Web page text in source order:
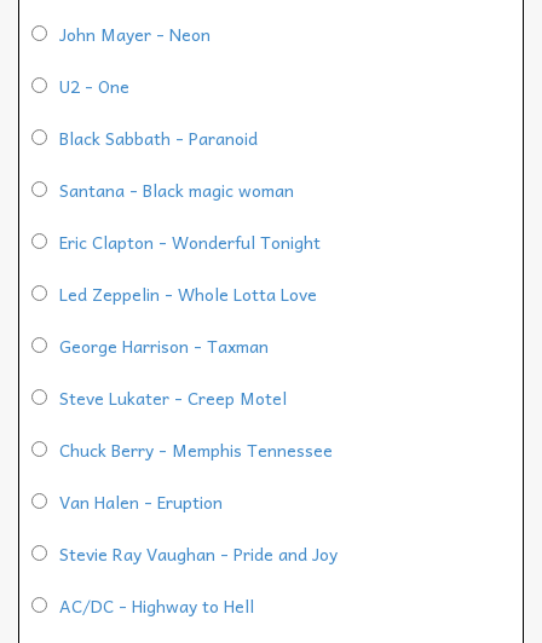
John Mayer - Neon
U2 - One
Black Sabbath - Paranoid
Santana - Black magic woman
Eric Clapton - Wonderful Tonight
Led Zeppelin - Whole Lotta Love
George Harrison - Taxman
Steve Lukater - Creep Motel
Chuck Berry - Memphis Tennessee
Van Halen - Eruption
Stevie Ray Vaughan - Pride and Joy
AC/DC - Highway to Hell